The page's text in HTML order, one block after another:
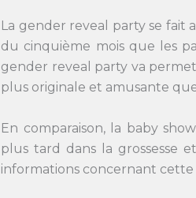
La gender reveal party se fait
du cinquième mois que les
gender reveal party va
plus originale et amusante
En comparaison, la baby
plus tard dans la grossesse
informations concernant